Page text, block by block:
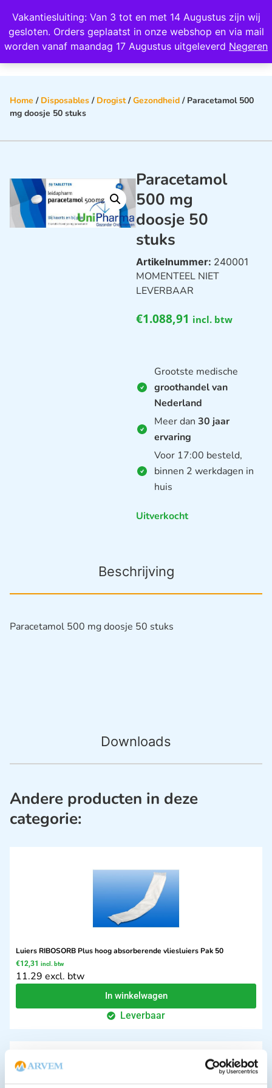
Vakantiesluiting: Van 3 tot en met 14 Augustus zijn wij
gesloten. Orders geplaatst in onze webshop en via mail
worden vanaf maandag 17 Augustus uitgeleverd Negeren
Wij scoren een 4,8 op Google
Home / Disposables / Drogist/Gezondheid / Paracetamol 500
mg doosje 50 stuks
Paracetamol
500 mg
doosje 50
stuks
Artikelnummer: 240001
MOMENTEEL NIET
LEVERBAAR
€1.088,91 incl. btw
Grootste medische
groothandel van
Nederland
Meer dan 30 jaar
ervaring
Voor 17:00 besteld,
binnen 2 werkdagen in
huis
Uitverkocht
Beschrijving
Downloads
Paracetamol 500 mg doosje 50 stuks
Andere producten in deze
categorie:
Luiers RIBOSORB Plus hoog absorberende vliesluiers Pak 50
€12,31 incl. btw
11.29 excl. btw
In winkelwagen
Leverbaar